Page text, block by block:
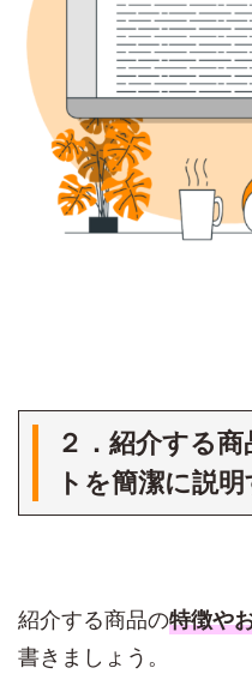
２．紹介する
トを簡潔に説明
紹介する商品の特徴や
書きましょう。